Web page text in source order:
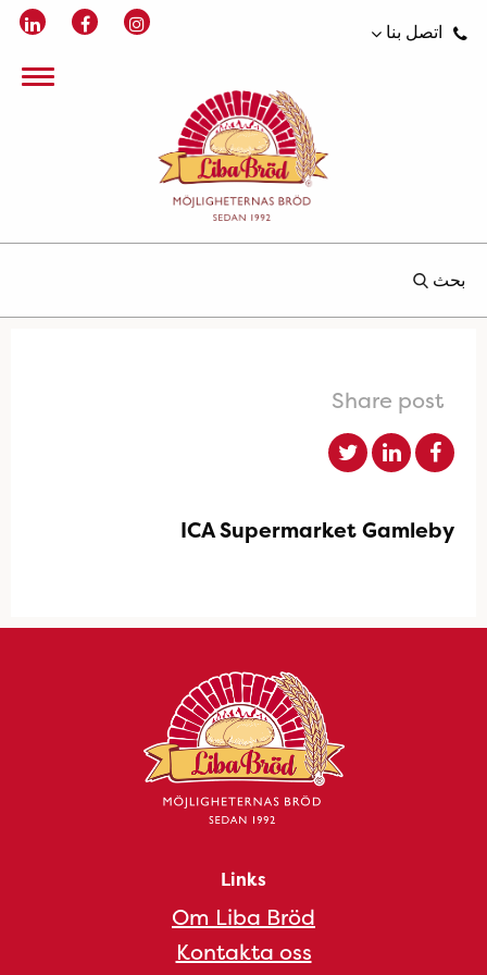
اتصل بنا
بحث
Share post
ICA Supermarket Gamleby
Links
Om Liba Bröd
Kontakta oss